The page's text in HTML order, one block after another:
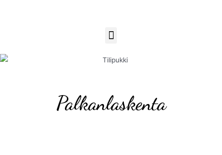
Palkanlaskenta